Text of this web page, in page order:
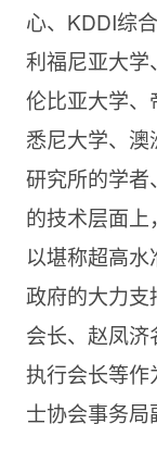
心、KDDI综
利福尼亚大学
伦比亚大学、
悉尼大学、
研究所的学者
的技术层面
以堪称超高
政府的大力
会长、赵凤
执行会长等
士协会事务局